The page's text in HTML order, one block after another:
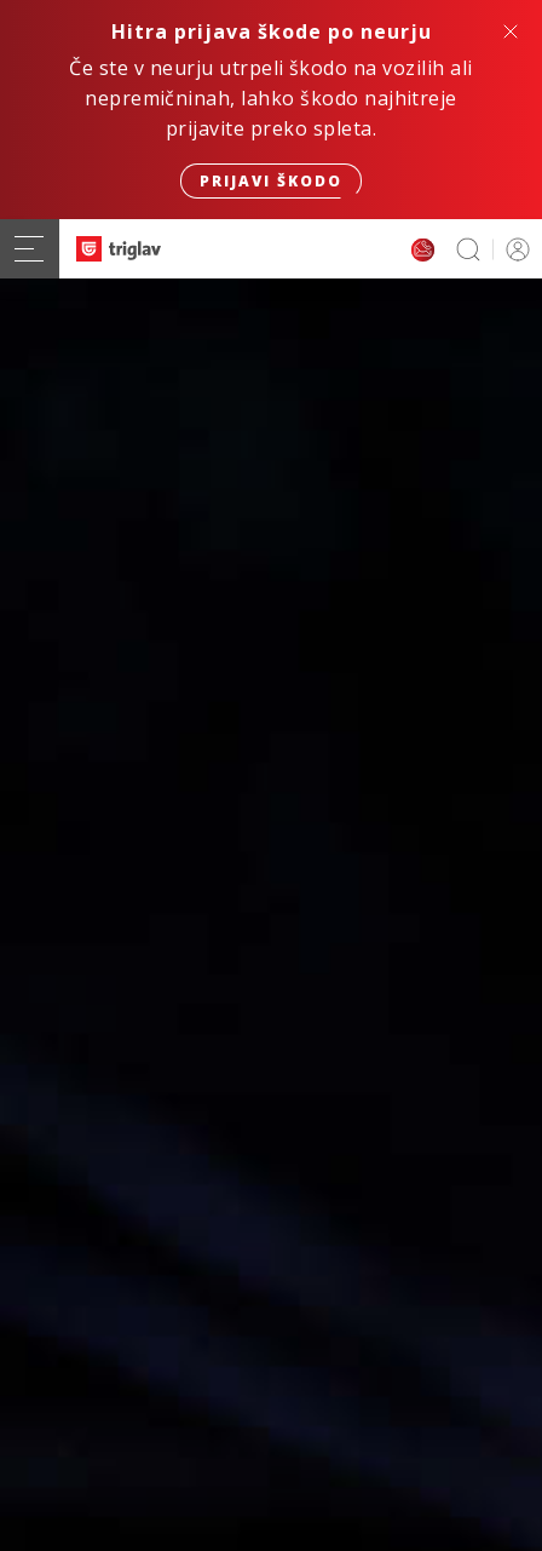
Hitra prijava škode po neurju
Če ste v neurju utrpeli škodo na vozilih ali
nepremičninah, lahko škodo najhitreje
prijavite preko spleta.
PRIJAVI ŠKODO